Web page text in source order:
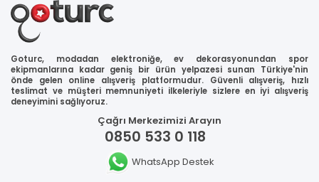
Goturc, modadan elektroniğe, ev dekorasyonundan spor
ekipmanlarına kadar geniş bir ürün yelpazesi sunan Türkiye'nin
önde gelen online alışveriş platformudur. Güvenli alışveriş, hızlı
teslimat ve müşteri memnuniyeti ilkeleriyle sizlere en iyi alışveriş
deneyimini sağlıyoruz.
Çağrı Merkezimizi Arayın
0850 533 0 118
WhatsApp Destek